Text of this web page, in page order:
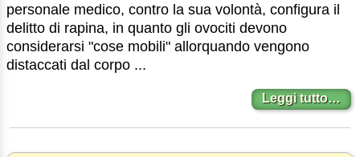
personale medico, contro la sua volontà, configura il
delitto di rapina, in quanto gli ovociti devono
considerarsi "cose mobili" allorquando vengono
distaccati dal corpo ...
Leggi tutto…